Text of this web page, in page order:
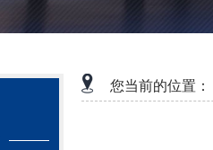
您当前的位置：